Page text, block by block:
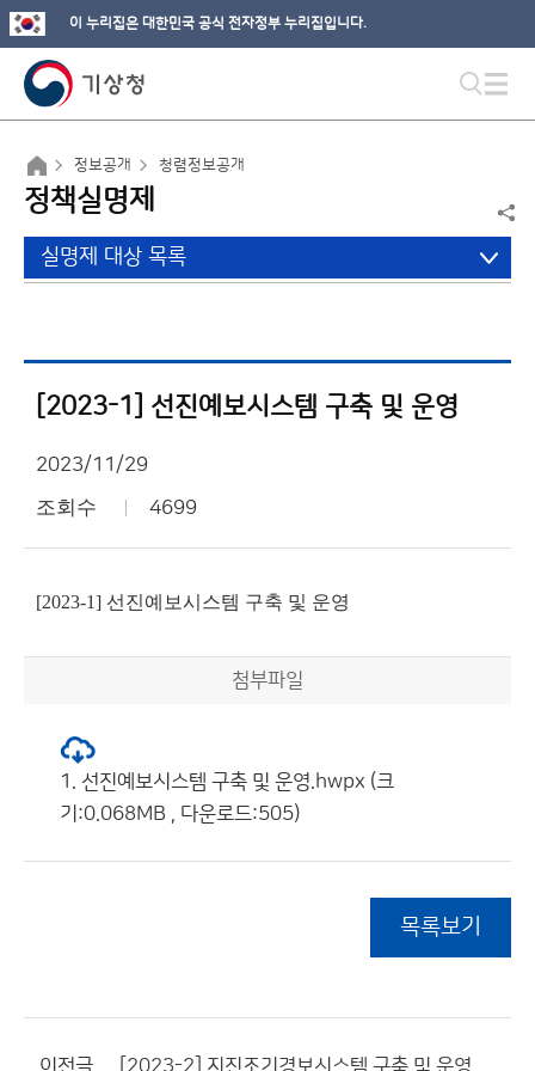
이 누리집은 대한민국 공식 전자정부 누리집입니다.
정보공개 청렴정보공개
정책실명제
실명제 대상 목록
[2023-1] 선진예보시스템 구축 및 운영
2023/11/29
조회수 4699
[2023-1] 선진예보시스템 구축 및 운영
첨부파일
1. 선진예보시스템 구축 및 운영.hwpx (크
기:0.068MB , 다운로드:505)
목록보기
이전글 [2023-2] 지진조기경보시스템 구축 및 운영